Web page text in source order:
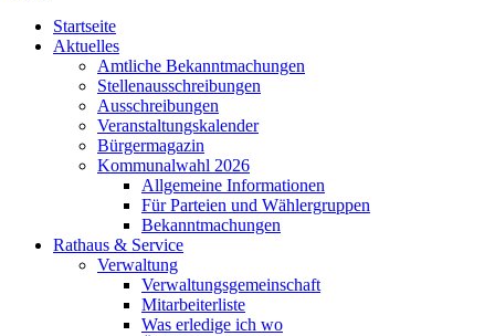
Startseite
Aktuelles
Amtliche Bekanntmachungen
Stellenausschreibungen
Ausschreibungen
Veranstaltungskalender
Bürgermagazin
Kommunalwahl 2026
Allgemeine Informationen
Für Parteien und Wählergruppen
Bekanntmachungen
Rathaus & Service
Verwaltung
Verwaltungsgemeinschaft
Mitarbeiterliste
Was erledige ich wo